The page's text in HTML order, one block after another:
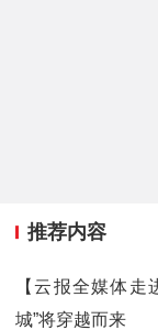
推荐内容
【云报全媒体
城”将穿越而来